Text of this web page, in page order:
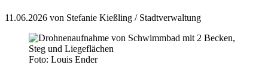
11.06.2026 von Stefanie Kießling / Stadtverwaltung
Foto: Louis Ender